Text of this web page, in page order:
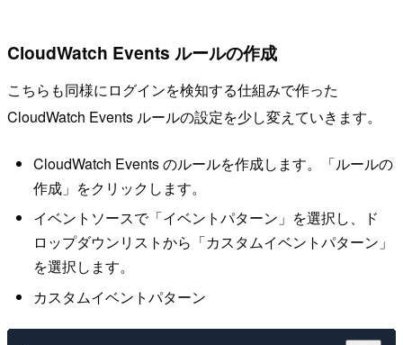
CloudWatch Events ルールの作成
こちらも同様にログインを検知する仕組みで作った
CloudWatch Events ルールの設定を少し変えていきます。
CloudWatch Events のルールを作成します。「ルールの
作成」をクリックします。
イベントソースで「イベントパターン」を選択し、ド
ロップダウンリストから「カスタムイベントパターン」
を選択します。
カスタムイベントパターン